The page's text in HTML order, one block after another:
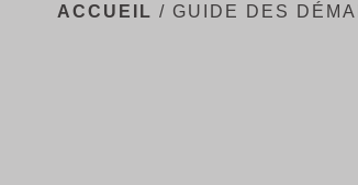
ACCUEIL / GUIDE DES